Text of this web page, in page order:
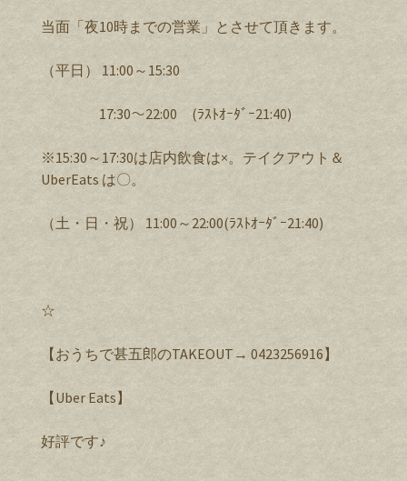
当面「夜10時までの営業」とさせて頂きます。
（平日） 11:00～15:30
17:30～22:00 (ﾗｽﾄｵｰﾀﾞｰ21:40)
※15:30～17:30は店内飲食は×。テイクアウト＆
UberEats は〇。
（土・日・祝） 11:00～22:00(ﾗｽﾄｵｰﾀﾞｰ21:40)
☆
【おうちで甚五郎のTAKEOUT→ 0423256916】
【Uber Eats】
好評です♪